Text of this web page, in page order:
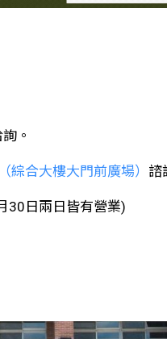
。
綜合大樓大門前廣場） 諮
30日兩日皆有營業)